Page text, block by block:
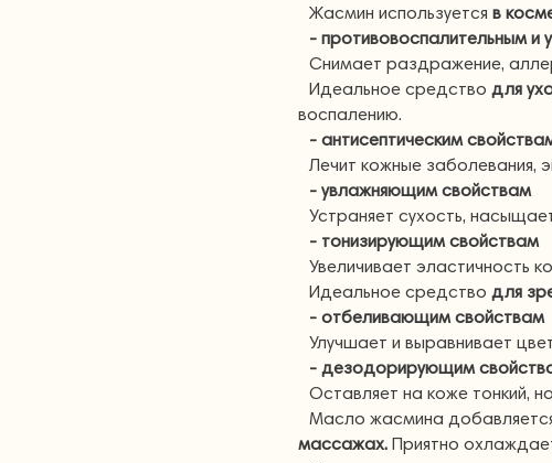
Жасмин используется в
- противовоспалительным
Снимает раздражение,
Идеальное средство для
воспалению.
- антисептическим
Лечит кожные заболевания,
- увлажняющим свойствам
Устраняет сухость,
- тонизирующим свойствам
Увеличивает эластичность
Идеальное средство для
- отбеливающим свойствам
Улучшает и выравнивает
- дезодорирующим
Оставляет на коже тонкий,
Масло жасмина
массажах. Приятно